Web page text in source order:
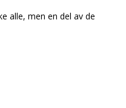
alle, men en del av de